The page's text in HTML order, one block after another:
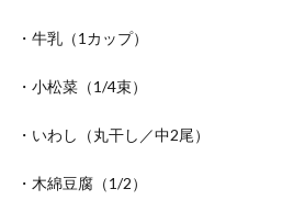
・牛乳（1カップ）
・小松菜（1/4束）
・いわし（丸干し／中2尾）
・木綿豆腐（1/2）